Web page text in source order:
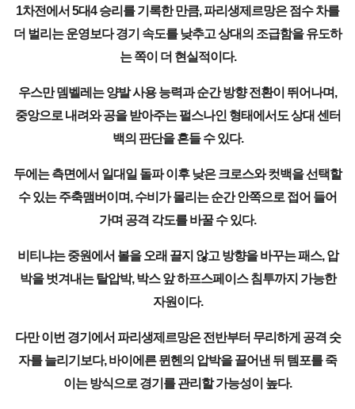
1차전에서 5대4 승리를 기록한 만큼, 파리생제르망은 점수 차를
더 벌리는 운영보다 경기 속도를 낮추고 상대의 조급함을 유도하
는 쪽이 더 현실적이다.
우스만 뎀벨레는 양발 사용 능력과 순간 방향 전환이 뛰어나며,
중앙으로 내려와 공을 받아주는 펄스나인 형태에서도 상대 센터
백의 판단을 흔들 수 있다.
두에는 측면에서 일대일 돌파 이후 낮은 크로스와 컷백을 선택할
수 있는 주축맴버이며, 수비가 몰리는 순간 안쪽으로 접어 들어
가며 공격 각도를 바꿀 수 있다.
비티냐는 중원에서 볼을 오래 끌지 않고 방향을 바꾸는 패스, 압
박을 벗겨내는 탈압박, 박스 앞 하프스페이스 침투까지 가능한
자원이다.
다만 이번 경기에서 파리생제르망은 전반부터 무리하게 공격 숫
자를 늘리기보다, 바이에른 뮌헨의 압박을 끌어낸 뒤 템포를 죽
이는 방식으로 경기를 관리할 가능성이 높다.